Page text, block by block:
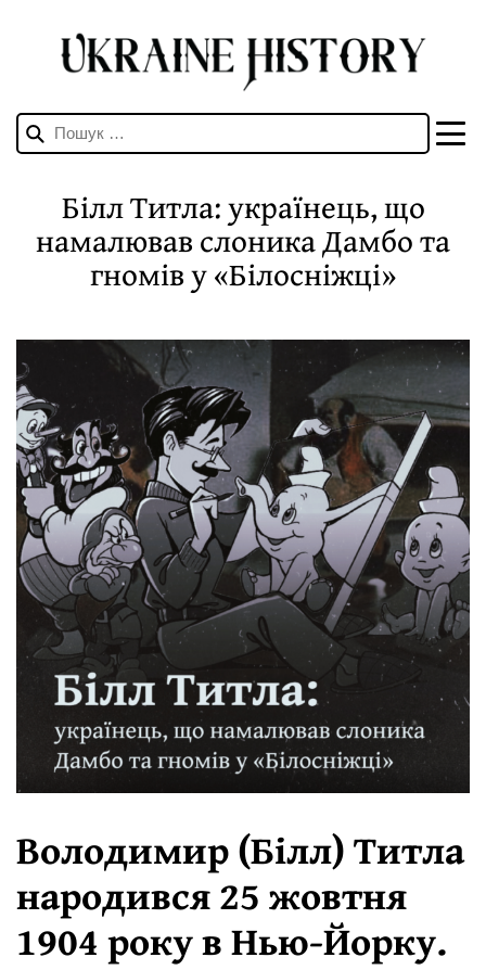
Пошук:
Білл Титла: українець, що
намалював слоника Дамбо та
гномів у «Білосніжці»
Володимир (Білл) Титла
народився 25 жовтня
1904 року в Нью-Йорку.